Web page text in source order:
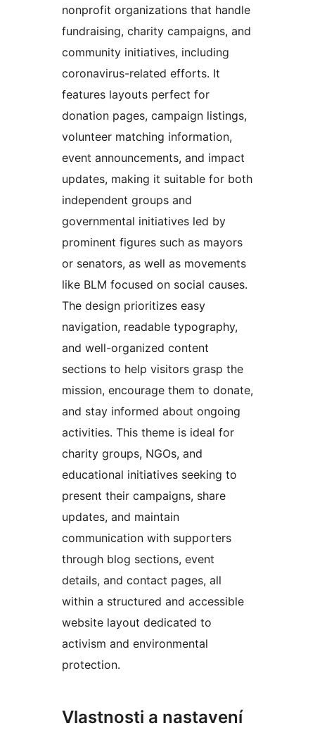
nonprofit organizations that handle
fundraising, charity campaigns, and
community initiatives, including
coronavirus-related efforts. It
features layouts perfect for
donation pages, campaign listings,
volunteer matching information,
event announcements, and impact
updates, making it suitable for both
independent groups and
governmental initiatives led by
prominent figures such as mayors
or senators, as well as movements
like BLM focused on social causes.
The design prioritizes easy
navigation, readable typography,
and well-organized content
sections to help visitors grasp the
mission, encourage them to donate,
and stay informed about ongoing
activities. This theme is ideal for
charity groups, NGOs, and
educational initiatives seeking to
present their campaigns, share
updates, and maintain
communication with supporters
through blog sections, event
details, and contact pages, all
within a structured and accessible
website layout dedicated to
activism and environmental
protection.
Vlastnosti a nastavení